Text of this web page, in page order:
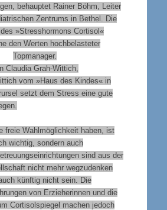
behauptet Rainer Böhm, Leiter
Zentrums in Bethel. Die
»Stresshormons Cortisol«
den Werten hochbelasteter
Topmanager.
Claudia Grah-Wittich,
vom »Haus des Kindes« in
setzt dem Stress eine gute
freie Wahlmöglichkeit haben, ist
wichtig, sondern auch
sind aus der
nicht mehr wegzudenken
künftig nicht sein. Die
von Erzieherinnen und die
Cortisolspiegel machen jedoch